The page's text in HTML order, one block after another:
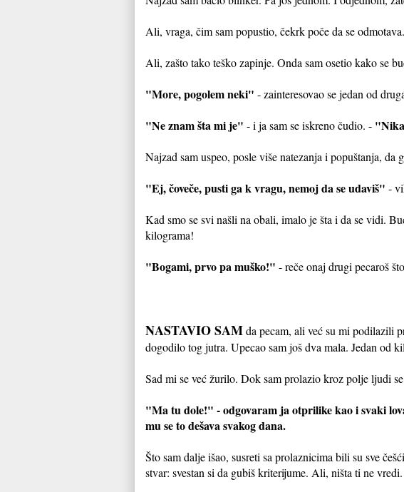
Ali, vraga, čim sam popustio, čekrk poče da se
Ali, zašto tako teško zapinje. Onda sam osetio kako se
"More, pogolem neki" - zainteresovao se jedan od
"Ne znam šta mi je" - i ja sam se iskreno čudio. -
Najzad sam uspeo, posle više natezanja i popuštanja,
"Ej, čoveče, pusti ga k vragu, nemoj da se udaviš" -
Kad smo se svi našli na obali, imalo je šta i da se vidi.
kilograma!
"Bogami, prvo pa muško!" - reče onaj drugi pecaroš
NASTAVIO SAMda pecam, ali već su mi podilazili
dogodilo tog jutra. Upecao sam još dva mala. Jedan od
Sad mi se već žurilo. Dok sam prolazio kroz polje ljudi
"Ma tu dole!" - odgovaram ja otprilike kao i svaki
mu se to dešava svakog dana.
Što sam dalje išao, susreti sa prolaznicima bili su sve
stvar: svestan si da gubiš kriterijume. Ali, ništa ti ne